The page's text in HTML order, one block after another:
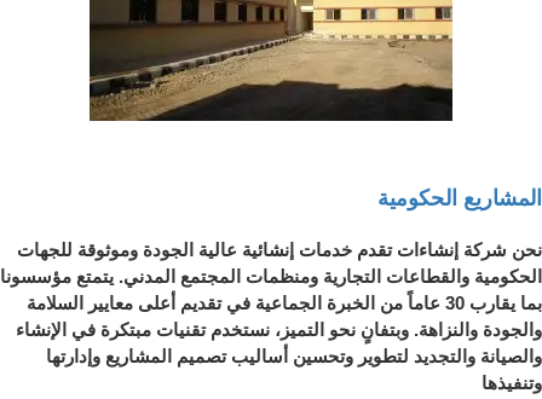
المشاريع الحكومية
نحن شركة إنشاءات تقدم خدمات إنشائية عالية الجودة وموثوقة للجهات
الحكومية والقطاعات التجارية ومنظمات المجتمع المدني. يتمتع مؤسسونا
بما يقارب 30 عاماً من الخبرة الجماعية في تقديم أعلى معايير السلامة
والجودة والنزاهة. وبتفانٍ نحو التميز، نستخدم تقنيات مبتكرة في الإنشاء
والصيانة والتجديد لتطوير وتحسين أساليب تصميم المشاريع وإدارتها
وتنفيذها